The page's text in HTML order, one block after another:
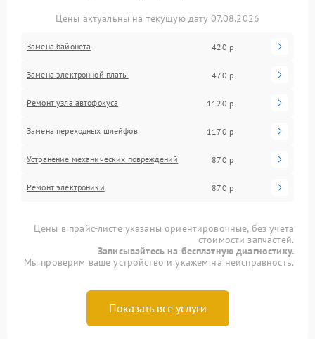
Цены актуальны на текущую дату 07.08.2026
Замена байонета 420 р
Замена электронной платы 470 р
Ремонт узла автофокуса 1120 р
Замена переходных шлейфов 1170 р
Устранение механических повреждений 870 р
Ремонт электроники 870 р
Цены в прайс-листе указаны ориентировочные, без учета
стоимости запчастей.
Записывайтесь на бесплатную диагностику.
Мы проверим ваше устройство и укажем на неисправность.
Показать все услуги